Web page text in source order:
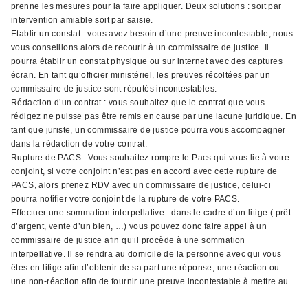
prenne les mesures pour la faire appliquer. Deux solutions : soit par
intervention amiable soit par saisie.
Etablir un constat : vous avez besoin d’une preuve incontestable, nous
vous conseillons alors de recourir à un commissaire de justice. Il
pourra établir un constat physique ou sur internet avec des captures
écran. En tant qu’officier ministériel, les preuves récoltées par un
commissaire de justice sont réputés incontestables.
Rédaction d’un contrat : vous souhaitez que le contrat que vous
rédigez ne puisse pas être remis en cause par une lacune juridique. En
tant que juriste, un commissaire de justice pourra vous accompagner
dans la rédaction de votre contrat.
Rupture de PACS : Vous souhaitez rompre le Pacs qui vous lie à votre
conjoint, si votre conjoint n’est pas en accord avec cette rupture de
PACS, alors prenez RDV avec un commissaire de justice, celui-ci
pourra notifier votre conjoint de la rupture de votre PACS.
Effectuer une sommation interpellative : dans le cadre d’un litige ( prêt
d’argent, vente d’un bien, …) vous pouvez donc faire appel à un
commissaire de justice afin qu’il procède à une sommation
interpellative. Il se rendra au domicile de la personne avec qui vous
êtes en litige afin d’obtenir de sa part une réponse, une réaction ou
une non-réaction afin de fournir une preuve incontestable à mettre au